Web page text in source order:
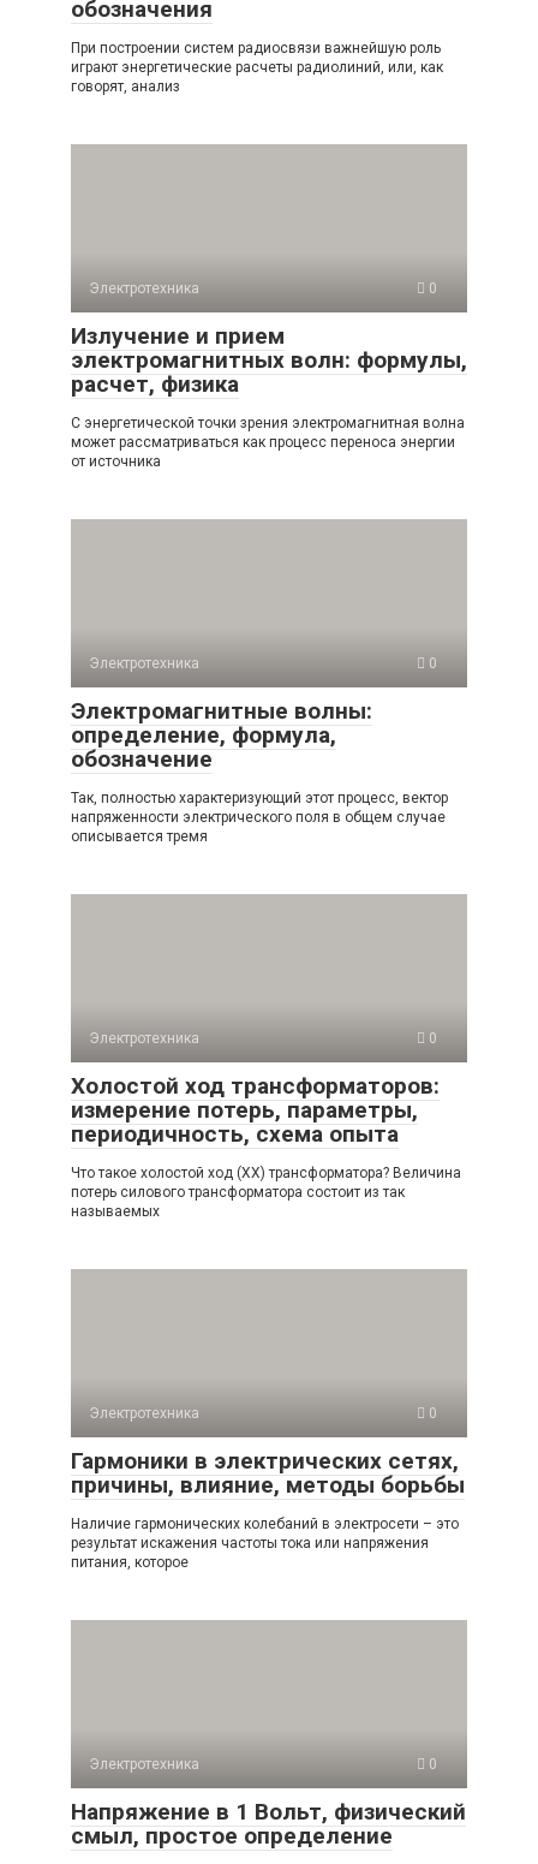
обозначения
При построении систем радиосвязи важнейшую роль
играют энергетические расчеты радиолиний, или, как
говорят, анализ
Электротехника 0
Излучение и прием
электромагнитных волн: формулы,
расчет, физика
С энергетической точки зрения электромагнитная волна
может рассматриваться как процесс переноса энергии
от источника
Электротехника 0
Электромагнитные волны:
определение, формула,
обозначение
Так, полностью характеризующий этот процесс, вектор
напряженности электрического поля в общем случае
описывается тремя
Электротехника 0
Холостой ход трансформаторов:
измерение потерь, параметры,
периодичность, схема опыта
Что такое холостой ход (ХХ) трансформатора? Величина
потерь силового трансформатора состоит из так
называемых
Электротехника 0
Гармоники в электрических сетях,
причины, влияние, методы борьбы
Наличие гармонических колебаний в электросети – это
результат искажения частоты тока или напряжения
питания, которое
Электротехника 0
Напряжение в 1 Вольт, физический
смыл, простое определение